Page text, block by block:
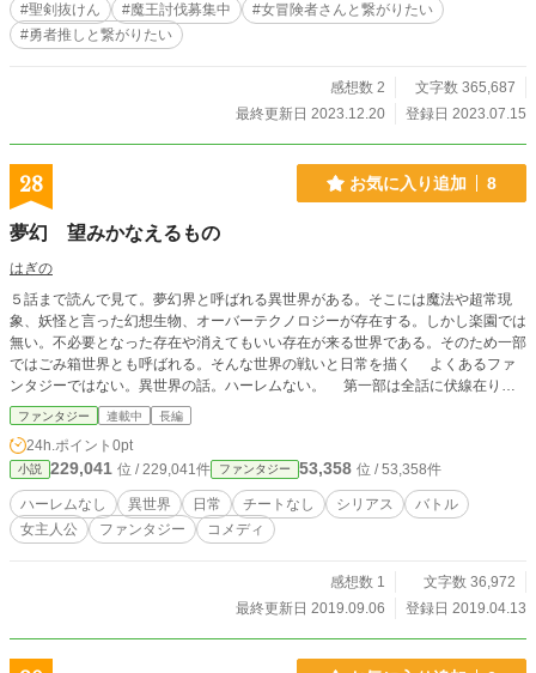
#聖剣抜けん
#魔王討伐募集中
#女冒険者さんと繋がりたい
#勇者推しと繋がりたい
感想数 2
文字数 365,687
最終更新日 2023.12.20
登録日 2023.07.15
28 お気に入り追加 8
夢幻 望みかなえるもの
はぎの
５話まで読んで見て。夢幻界と呼ばれる異世界がある。そこには魔法や超常現
象、妖怪と言った幻想生物、オーバーテクノロジーが存在する。しかし楽園では
無い。不必要となった存在や消えてもいい存在が来る世界である。そのため一部
ではごみ箱世界とも呼ばれる。そんな世界の戦いと日常を描く よくあるファ
ンタジーではない。異世界の話。ハーレムない。 第一部は全話に伏線在り読
みずらいや、類似作品がある。誤字脱字及び文章のここが意味不明だと思った
ら、気軽にご指摘ください。すぐに直します。また展開が雑、矛盾を起こしてい
るなども気軽にご指摘ください。 作品のテーマは「自分だけが幸せになる
か、自分以外が幸せになるか」です
ファンタジー 連載中 長編
24h.ポイント 0pt
小説 229,041 位 / 229,041件 ファンタジー 53,358 位 / 53,358件
ハーレムなし 異世界 日常 チートなし シリアス
バトル
女主人公
ファンタジー コメディ
感想数 1
文字数 36,972
最終更新日 2019.09.06
登録日 2019.04.13